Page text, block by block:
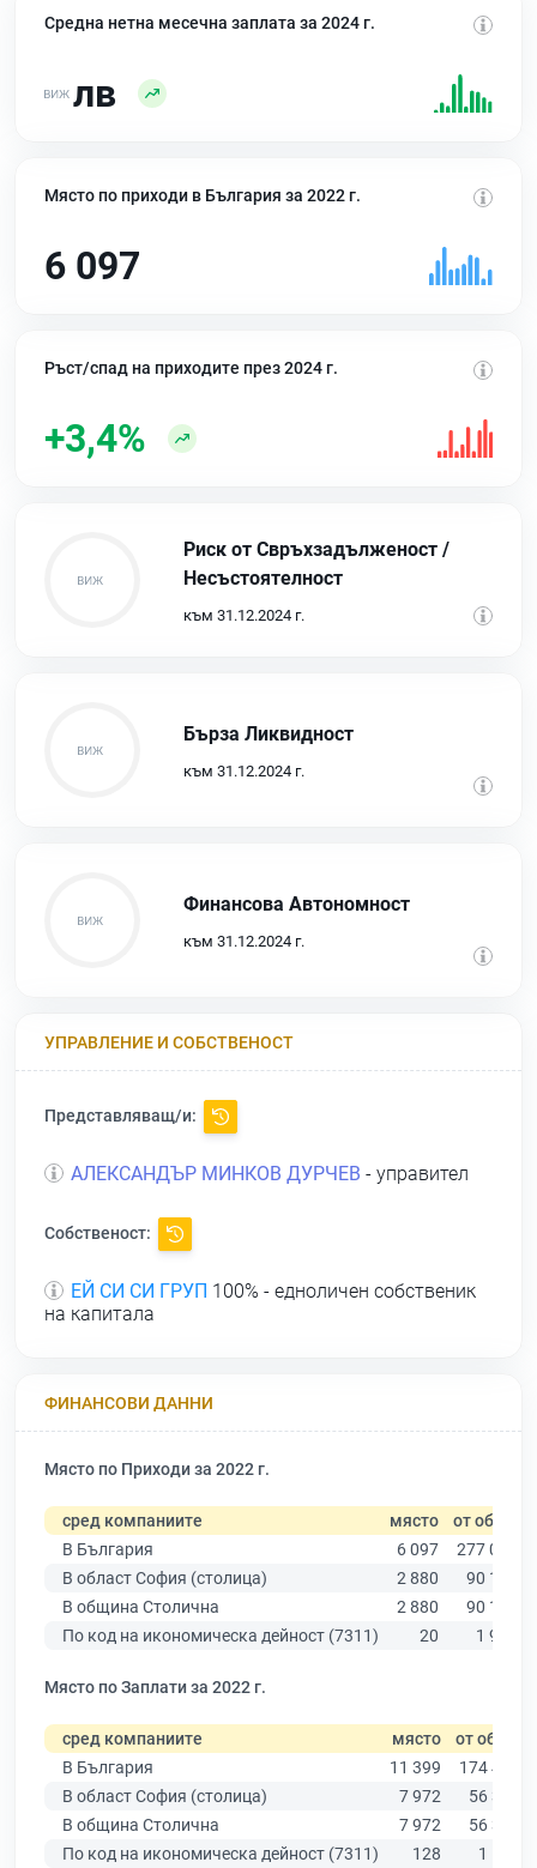
Средна нетна месечна заплата за 2024 г.
лв
Място по приходи в България за 2022 г.
6 097
Ръст/спад на приходите през 2024 г.
+3,4%
Риск от Свръхзадълженост /
Несъстоятелност
към 31.12.2024 г.
Бърза Ликвидност
към 31.12.2024 г.
Финансова Автономност
към 31.12.2024 г.
УПРАВЛЕНИЕ И СОБСТВЕНОСТ
Представляващ/и:
АЛЕКСАНДЪР МИНКОВ ДУРЧЕВ - управител
Собственост:
ЕЙ СИ СИ ГРУП 100% - едноличен собственик
на капитала
ФИНАНСОВИ ДАННИ
Място по Приходи за 2022 г.
сред компаниите място от общо
В България
6 097
277 019
В област София (столица)
2 880
90 178
В община Столична
2 880
90 178
По код на икономическа дейност (7311)
20 1 959
Място по Заплати за 2022 г.
сред компаниите място от общо
В България
11 399
174 403
В област София (столица)
7 972
56 378
В община Столична
7 972
56 378
По код на икономическа дейност (7311)
128 1 158